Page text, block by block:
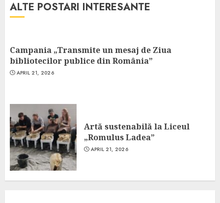
ALTE POSTARI INTERESANTE
Campania „Transmite un mesaj de Ziua
bibliotecilor publice din România”
APRIL 21, 2026
Artă sustenabilă la Liceul
„Romulus Ladea”
APRIL 21, 2026